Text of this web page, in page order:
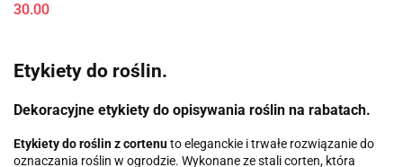
30.00
Etykiety do roślin.
Dekoracyjne etykiety do opisywania roślin na rabatach.
Etykiety do roślin z cortenuto eleganckie i trwałe rozwiązanie do
oznaczania roślin w ogrodzie. Wykonane ze stali corten, która